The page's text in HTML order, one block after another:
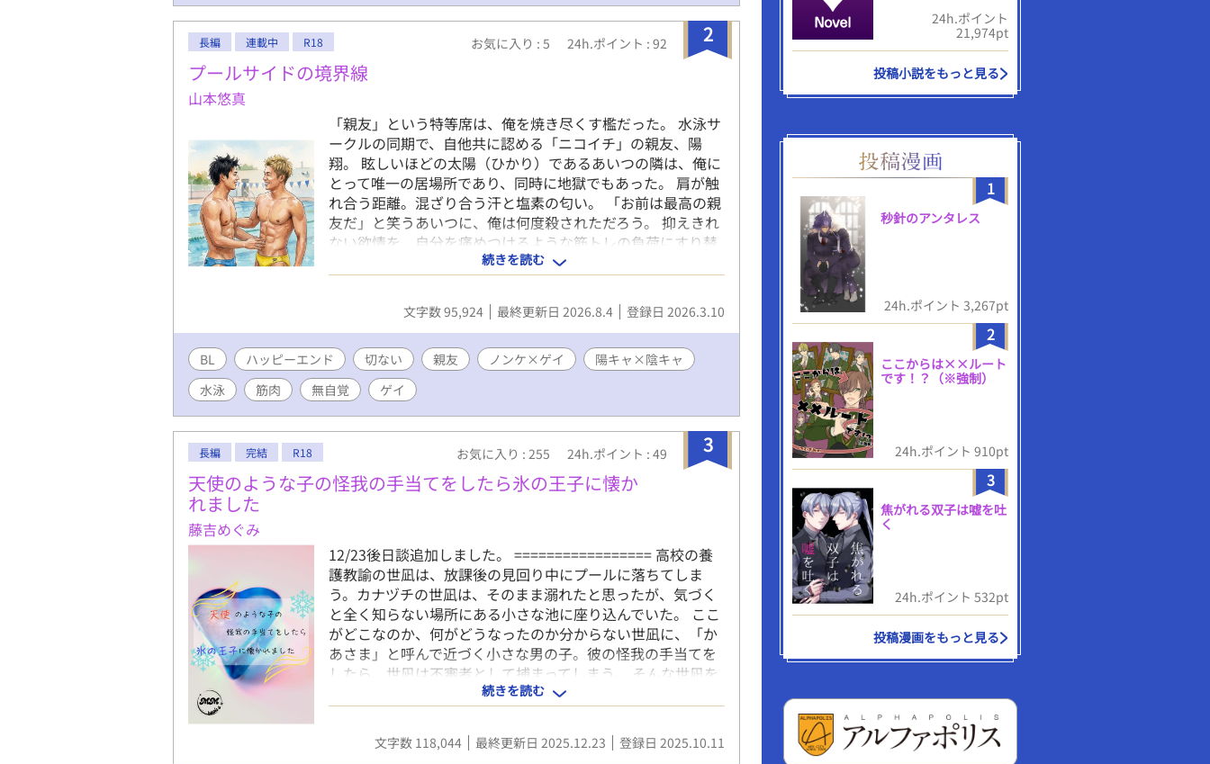
2
長編 連載中 R18 お気に入り : 5 24h.ポイント : 92
プールサイドの境界線
山本悠真
「親友」という特等席は、俺を焼き尽くす檻だった。 水泳サ
ークルの同期で、自他共に認める「ニコイチ」の親友、陽
翔。 眩しいほどの太陽（ひかり）であるあいつの隣は、俺に
とって唯一の居場所であり、同時に地獄でもあった。 肩が触
れ合う距離。混ざり合う汗と塩素の匂い。 「お前は最高の親
友だ」と笑うあいつに、俺は何度殺されただろう。 抑えきれ
ない欲情を、自分を痛めつけるような筋トレの負荷にすり替
えて、 今日も俺は「最高の親友」という仮面を被り続ける。
――あの日、あのシャワー室で、あいつの「秘密」を暴いて
しまうまでは。 触れてもいいのに、愛せない。 親友という名
の地獄に溺れる、俺の壊れるほど一途な恋の記録。 水泳サー
界線に苦しむ、切なくて熱い青春BLです。
続きを読む
文字数 95,924 最終更新日 2026.8.4 登録日 2026.3.10
BL ハッピーエンド 切ない 親友 ノンケ×ゲイ
陽キャ×陰キャ
水泳
筋肉 無自覚 ゲイ
3
長編 完結 R18 お気に入り : 255 24h.ポイント : 49
天使のような子の怪我の手当てをしたら氷の王子に懐か
れました
藤吉めぐみ
12/23後日談追加しました。 ================= 高校の養
護教諭の世凪は、放課後の見回り中にプールに落ちてしま
う。カナヅチの世凪は、そのまま溺れたと思ったが、気づく
と全く知らない場所にある小さな池に座り込んでいた。 ここ
がどこなのか、何がどうなったのか分からない世凪に、「か
あさま」と呼んで近づく小さな男の子。彼の怪我の手当てを
したら、世凪は不審者として捕まってしまう。 そんな世凪を
助けてくれたのは、「氷の王子」と呼ばれるこの国の第二王
子アドウェル。 冷淡で表情も変わらない人だと周りに言われ
たが、世凪に対するアドウェルは、穏やかで優しくて、理想
の王子様でドキドキしてしまう世凪。でも王子は世凪に母親
続きを読む
文字数 118,044 最終更新日 2025.12.23 登録日 2025.10.11
24h.ポイント
21,974pt
投稿小説をもっと見る
1
秒針のアンタレス
24h.ポイント 3,267pt
2
ここからは××ルート
です！？（※強制）
24h.ポイント 910pt
3
焦がれる双子は嘘を吐
く
24h.ポイント 532pt
投稿漫画をもっと見る